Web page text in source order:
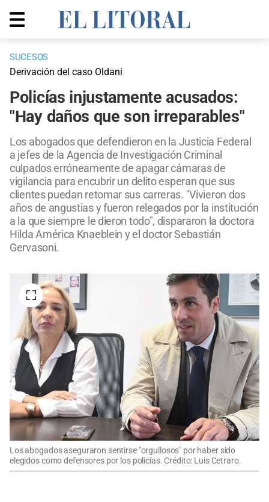
SUCESOS
Derivación del caso Oldani
Policías injustamente acusados:
"Hay daños que son irreparables"
Los abogados que defendieron en la Justicia Federal
a jefes de la Agencia de Investigación Criminal
culpados erróneamente de apagar cámaras de
vigilancia para encubrir un delito esperan que sus
clientes puedan retomar sus carreras. "Vivieron dos
años de angustias y fueron relegados por la institución
a la que siempre le dieron todo", dispararon la doctora
Hilda América Knaeblein y el doctor Sebastián
Gervasoni.
Los abogados aseguraron sentirse "orgullosos" por haber sido
elegidos como defensores por los policías. Crédito: Luis Cetraro.